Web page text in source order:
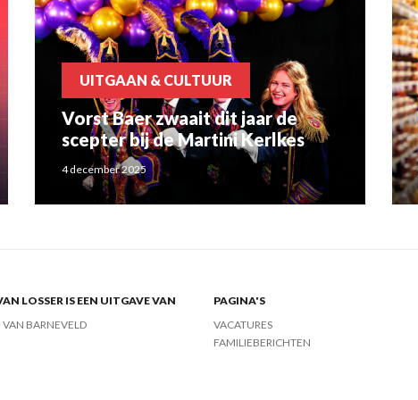
UITGAAN & CULTUUR
Vorst Baer zwaait dit jaar de
scepter bij de Martini Kerlkes
4 december 2025
LOSSER IS EEN UITGAVE VAN
VAN BARNEVELD
PAGINA'S
VACATURES
FAMILIEBERICHTEN